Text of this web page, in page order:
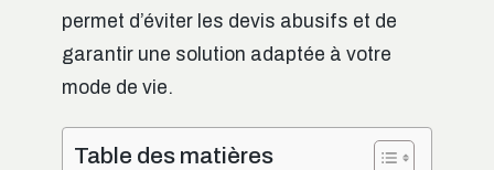
permet d’éviter les devis abusifs et de
garantir une solution adaptée à votre
mode de vie.
Table des matières